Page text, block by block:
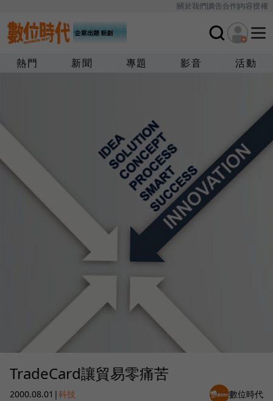
關於我們廣告合作內容授權
熱門 新聞 專題 影音 活動
TradeCard讓貿易零痛苦
2000.08.01 |科技 數位時代